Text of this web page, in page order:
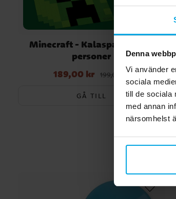
Denna
Vi använder
sociala
till de sociala
med annan
närsomhelst
Minecraft - Kalaspaket 8-24
personer
Nuvarande pris:189,00 krTidigare pris:
199,00 kr
189,00 kr 199,00 kr
GÅ TILL